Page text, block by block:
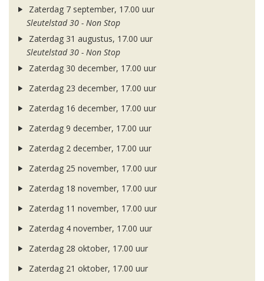
Zaterdag 7 september, 17.00 uur
Sleutelstad 30 - Non Stop
Zaterdag 31 augustus, 17.00 uur
Sleutelstad 30 - Non Stop
Zaterdag 30 december, 17.00 uur
Zaterdag 23 december, 17.00 uur
Zaterdag 16 december, 17.00 uur
Zaterdag 9 december, 17.00 uur
Zaterdag 2 december, 17.00 uur
Zaterdag 25 november, 17.00 uur
Zaterdag 18 november, 17.00 uur
Zaterdag 11 november, 17.00 uur
Zaterdag 4 november, 17.00 uur
Zaterdag 28 oktober, 17.00 uur
Zaterdag 21 oktober, 17.00 uur